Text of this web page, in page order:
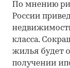
По мнению
России
класса.
жилья будет
получении